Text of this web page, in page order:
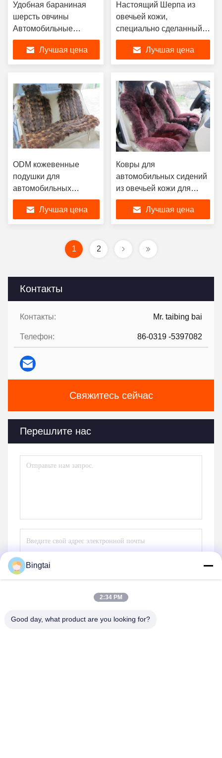
Контакты
Контакты: Mr. taibing bai
Телефон: 86-0319 -5397082
Свяжитесь сейчас
Перешлите нас
Отправить
Удобная бараниная
шерсть овчины
Автомобильные
сиденья подушка
покрывает серый
Лучшая цена
Настоящий Шерпа из
овечьей кожи,
специально сделанный
для BMW.
Лучшая цена
ODM кожевенные
подушки для
автомобильных
сидений для Mercedes
Benz
Лучшая цена
Ковры для
автомобильных сидений
из овечьей кожи для
Mercedes Prado
Лучшая цена
1 2
Bingtai
2:34 PM
Good day, what product are you looking for?